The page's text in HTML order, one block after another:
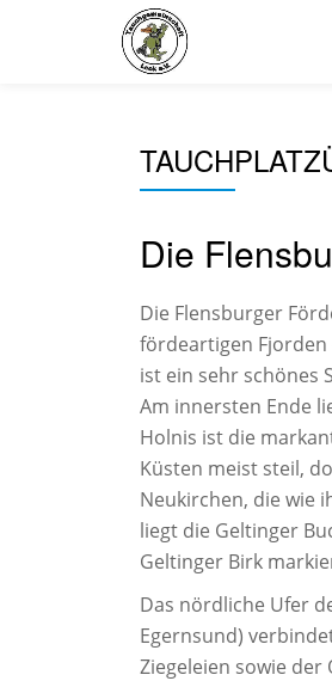
Die
Die Flensburger
fördeartigen Fjorden
ist ein sehr schönes
Am innersten Ende
Holnis ist die
Küsten meist steil,
Neukirchen, die wie
liegt die Geltinger
Geltinger Birk
Das nördliche Ufer
Egernsund)
Ziegeleien sowie